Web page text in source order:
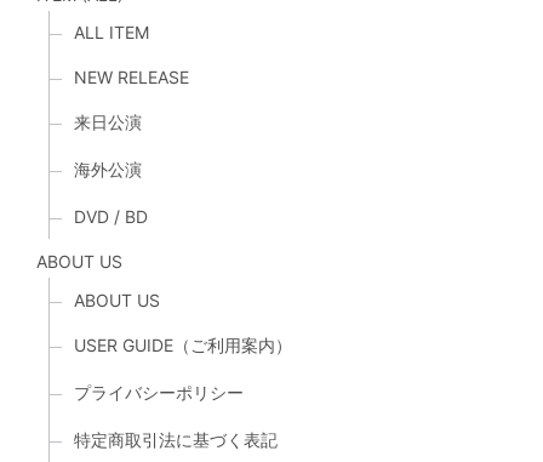
ALL ITEM
NEW RELEASE
来日公演
海外公演
DVD / BD
ABOUT US
ABOUT US
USER GUIDE（ご利用案内）
プライバシーポリシー
特定商取引法に基づく表記